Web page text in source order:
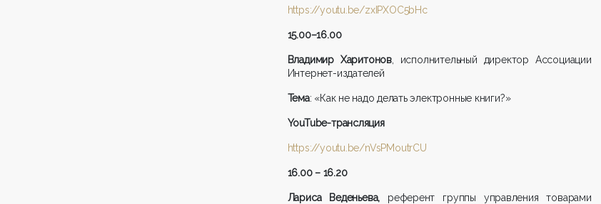
https://youtu.be/zxIPXOC5bHc
15.00–16.00
Владимир Харитонов, исполнительный директор Ассоциации
Интернет-издателей
Тема: «Как не надо делать электронные книги?»
YouTube-трансляция
https://youtu.be/nVsPMoutrCU
16.00 – 16.20
Лариса Веденьева, референт группы управления товарами